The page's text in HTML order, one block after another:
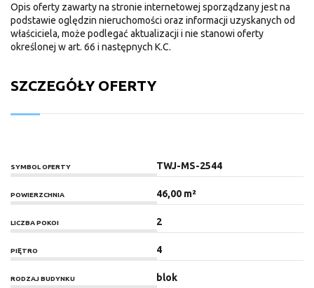
Opis oferty zawarty na stronie internetowej sporządzany jest na
podstawie oględzin nieruchomości oraz informacji uzyskanych od
właściciela, może podlegać aktualizacji i nie stanowi oferty
określonej w art. 66 i następnych K.C.
SZCZEGÓŁY OFERTY
SYMBOL OFERTY TWJ-MS-2544
POWIERZCHNIA 46,00 m²
LICZBA POKOI 2
PIĘTRO 4
RODZAJ BUDYNKU blok